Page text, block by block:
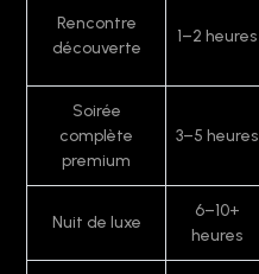
Rencontre
découverte
1–2 heures
Soirée
complète
premium
3–5 heures
Nuit de luxe
6–10+
heures